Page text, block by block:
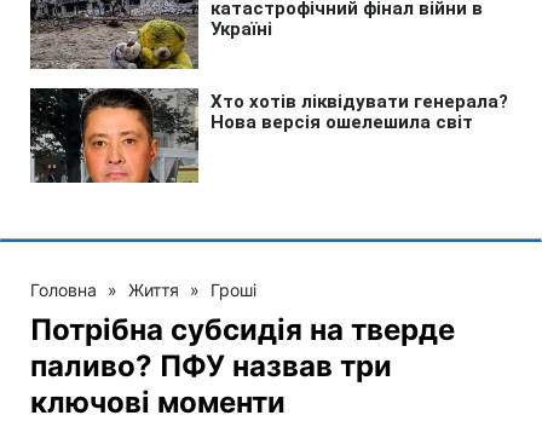
Головна » Життя » Гроші
Потрібна субсидія на тверде
паливо? ПФУ назвав три
ключові моменти